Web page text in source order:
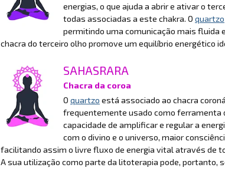
energias, o que ajuda a abrir e ativar o
todas associadas a este chakra. O quartzo
permitindo uma comunicação mais fluida
chacra do terceiro olho promove um equilíbrio energético
SAHASRARA
Chacra da coroa
O quartzo está associado ao chacra
frequentemente usado como ferramenta
capacidade de amplificar e regular a
com o divino e o universo, maior
facilitando assim o livre fluxo de energia vital através de
A sua utilização como parte da litoterapia pode, portanto,